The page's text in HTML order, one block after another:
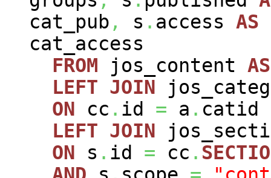
cat_pub , s . access AS
cat_access
FROM jos_content AS
LEFT JOIN
ON cc . id = a . catid
LEFT JOIN
ON s . id = cc .